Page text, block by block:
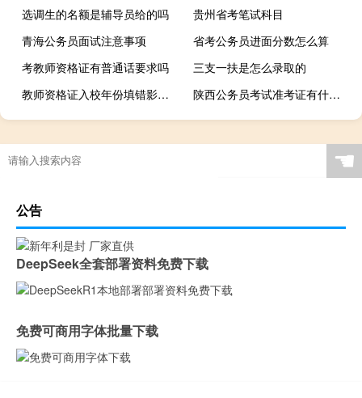
选调生的名额是辅导员给的吗
贵州省考笔试科目
青海公务员面试注意事项
省考公务员进面分数怎么算
考教师资格证有普通话要求吗
三支一扶是怎么录取的
教师资格证入校年份填错影响考试吗
陕西公务员考试准考证有什么打印要求
☚
公告
DeepSeek全套部署资料免费下载
免费可商用字体批量下载